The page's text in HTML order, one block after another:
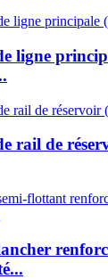
ligne
rail de